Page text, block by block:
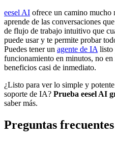
eesel AI ofrece un camino mucho
aprende de las conversaciones
de flujo de trabajo intuitivo que
puede usar y te permite probar
Puedes tener un agente de IA listo
funcionamiento en minutos, no en
beneficios casi de inmediato.
¿Listo para ver lo simple y
soporte de IA? Prueba eesel AI
saber más.
Preguntas frecuentes